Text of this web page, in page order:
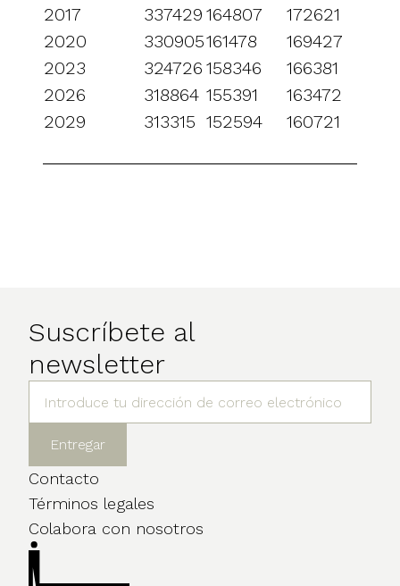
2017
337429 164807
172621
2020
330905161478
169427
2023
324726 158346
166381
2026
318864 155391
163472
2029
313315 152594 160721
Suscríbete al
newsletter
Contacto
Términos legales
Colabora con nosotros